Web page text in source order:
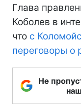
Глава
Коболев в
что с
переговоры о
Не